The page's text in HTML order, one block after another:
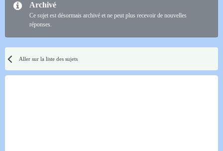
Archivé
Ce sujet est désormais archivé et ne peut plus recevoir de nouvelles
réponses.
Aller sur la liste des sujets